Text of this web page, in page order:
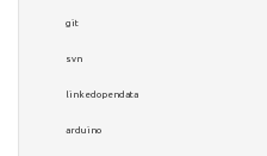
git
svn
linkedopendata
arduino